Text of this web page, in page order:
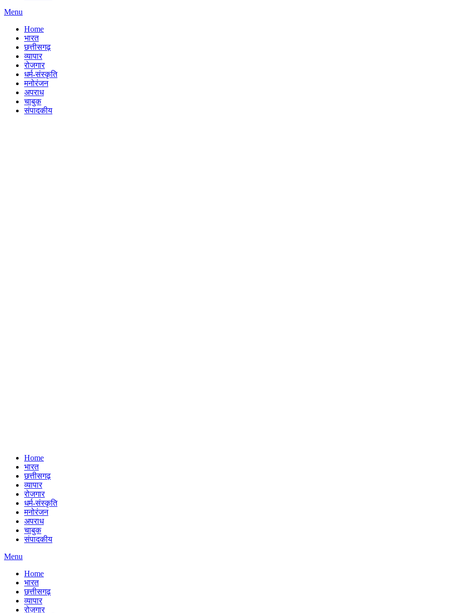
Menu
Home
भारत
छत्तीसगढ़
व्यापार
रोजगार
धर्म-संस्कृति
मनोरंजन
अपराध
चाबुक
संपादकीय
Home
भारत
छत्तीसगढ़
व्यापार
रोजगार
धर्म-संस्कृति
मनोरंजन
अपराध
चाबुक
संपादकीय
Menu
Home
भारत
छत्तीसगढ़
व्यापार
रोजगार